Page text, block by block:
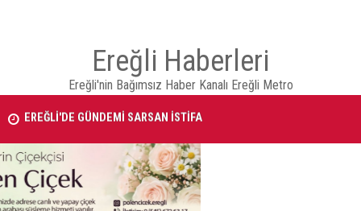
Ereğli Haberleri
Ereğli'nin Bağımsız Haber Kanalı Ereğli Metro
EREĞLİ'DE GÜNDEMİ SARSAN İSTİFA
Takla atan otomobildeki Bedirhan öldü, 3 kişi yaralandı